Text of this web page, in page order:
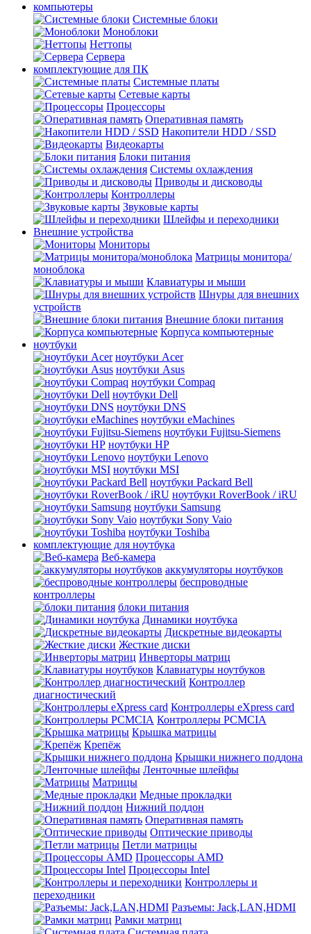
компьютеры
Системные блоки
Моноблоки
Неттопы
Сервера
комплектующие для ПК
Cистемные платы
Сетевые карты
Процесcоры
Оперативная память
Накопители HDD / SSD
Видеокарты
Блоки питания
Системы охлаждения
Приводы и дисководы
Контроллеры
Звуковые карты
Шлейфы и переходники
Внешние устройства
Мониторы
Матрицы монитора/
моноблока
Клавиатуры и мыши
Шнуры для внешних
устройств
Внешние блоки питания
Корпуса компьютерные
ноутбуки
ноутбуки Acer
ноутбуки Asus
ноутбуки Compaq
ноутбуки Dell
ноутбуки DNS
ноутбуки eMachines
ноутбуки Fujitsu-Siemens
ноутбуки HP
ноутбуки Lenovo
ноутбуки MSI
ноутбуки Packard Bell
ноутбуки RoverBook / iRU
ноутбуки Samsung
ноутбуки Sony Vaio
ноутбуки Toshiba
комплектующие для ноутбука
Веб-камера
аккумуляторы ноутбуков
беспроводные
контроллеры
блоки питания
Динамики ноутбука
Дискретные видеокарты
Жесткие диски
Инверторы матриц
Клавиатуры ноутбуков
Контроллер
диагностический
Контроллеры eXpress card
Контроллеры PCMCIA
Крышка матрицы
Крепёж
Крышки нижнего поддона
Ленточные шлейфы
Матрицы
Медные прокладки
Нижний поддон
Оперативная память
Оптические приводы
Петли матрицы
Процессоры AMD
Процессоры Intel
Контроллеры и
переходники
Разъемы: Jack,LAN,HDMI
Рамки матриц